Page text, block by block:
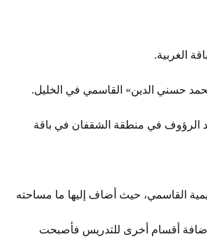
الغربية.
حسني الدين» القاسمي في الخليل.
الرؤوف في منطقة الشقفان في باقة
القاسمي، حيث أضاف إليها ما مساحته
بإضافة أقسام أخرى للتدريس فأصبحت